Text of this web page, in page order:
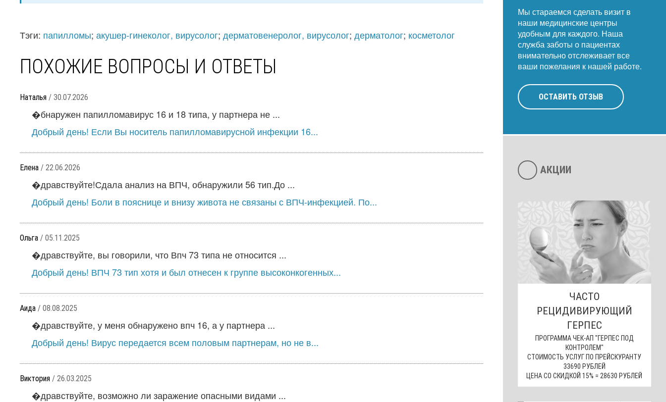
Тэги: папилломы; акушер-гинеколог, вирусолог; дерматовенеролог, вирусолог; дерматолог; косметолог
ПОХОЖИЕ ВОПРОСЫ И ОТВЕТЫ
Наталья / 30.07.2026
�бнаружен папилломавирус 16 и 18 типа, у партнера не ...
Добрый день! Если Вы носитель папилломавирусной инфекции 16...
Елена / 22.06.2026
�дравствуйте!Сдала анализ на ВПЧ, обнаружили 56 тип.До ...
Добрый день! Боли в пояснице и внизу живота не связаны с ВПЧ-инфекцией. По...
Ольга / 05.11.2025
�дравствуйте, вы говорили, что Впч 73 типа не относится ...
Добрый день! ВПЧ 73 тип хотя и был отнесен к группе высоконкогенных...
Аида / 08.08.2025
�дравствуйте, у меня обнаружено впч 16, а у партнера ...
Добрый день! Вирус передается всем половым партнерам, но не в...
Виктория / 26.03.2025
�дравствуйте, возможно ли заражение опасными видами ...
Мы стараемся сделать визит в
наши медицинские центры
удобным для каждого. Наша
служба заботы о пациентах
внимательно отслеживает все
ваши пожелания к нашей работе.
ОСТАВИТЬ ОТЗЫВ
АКЦИИ
ЧАСТО
РЕЦИДИВИРУЮЩИЙ
ГЕРПЕС
ПРОГРАММА ЧЕК-АП "ГЕРПЕС ПОД
КОНТРОЛЕМ"
СТОИМОСТЬ УСЛУГ ПО ПРЕЙСКУРАНТУ
33690 РУБЛЕЙ
ЦЕНА СО СКИДКОЙ 15% = 28630 РУБЛЕЙ